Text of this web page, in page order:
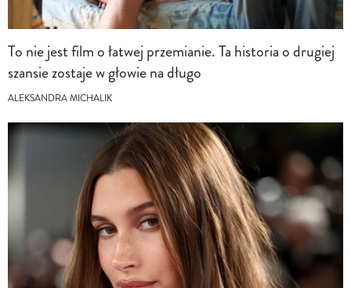
To nie jest film o łatwej przemianie. Ta historia o drugiej
szansie zostaje w głowie na długo
ALEKSANDRA MICHALIK